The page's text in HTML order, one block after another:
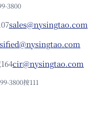
3800
sales@nysingtao.com
cir@nysingtao.com
3800按111